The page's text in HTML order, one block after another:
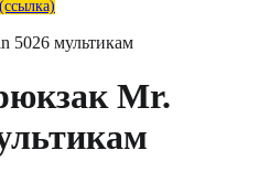
5026 мультикам
Mr.